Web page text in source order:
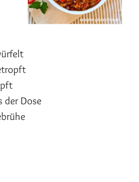
der Dose